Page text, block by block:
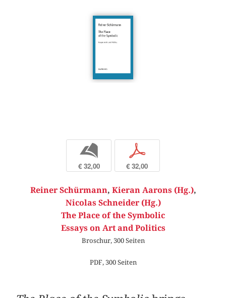
b
€ 32,00
p
€ 32,00
Reiner Schürmann, Kieran Aarons (Hg.),
Nicolas Schneider (Hg.)
The Place of the Symbolic
Essays on Art and Politics
Broschur, 300 Seiten
PDF, 300 Seiten